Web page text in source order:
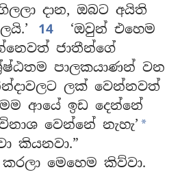
දාන, ඔබට අයිති
14
‘ඔවුන් එහෙම
ජාතීන්ගේ
පාලකයාණන් වන
ලක් වෙන්නවත්
ආයේ ඉඩ දෙන්නේ
වෙන්නේ නැහැ’ *
කියනවා.”
මෙහෙම කිව්වා.